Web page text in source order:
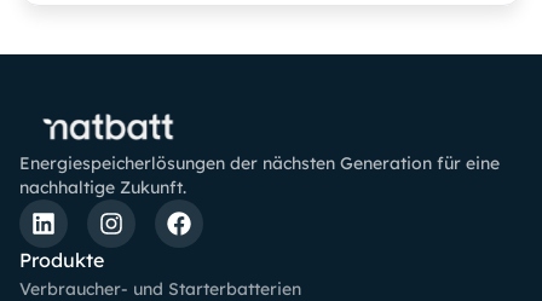
Energiespeicherlösungen der nächsten Generation für eine
nachhaltige Zukunft.
Produkte
Verbraucher- und Starterbatterien